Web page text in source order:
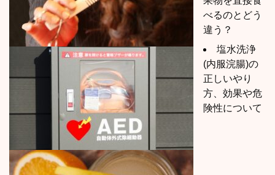
べるのとどう
違う？
塩水洗浄
(内服浣腸)の
正しいやり
方、効果や危
険性について